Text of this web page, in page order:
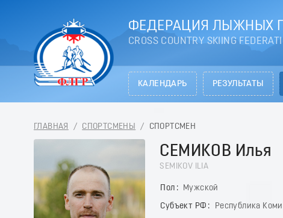
ФЕДЕРАЦИЯ ЛЫЖНЫХ
CROSS COUNTRY SKIING
КАЛЕНДАРЬ РЕЗУЛЬТАТЫ
ГЛАВНАЯ / СПОРТСМЕНЫ / СПОРТСМЕН
СЕМИКОВ Илья
SEMIKOV ILIA
Пол Мужской
Субъект РФ
Республика Коми